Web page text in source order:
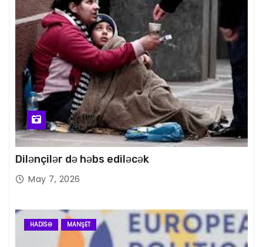
Dilənçilər də həbs ediləcək
May 7, 2026
HADISƏ MANŞET